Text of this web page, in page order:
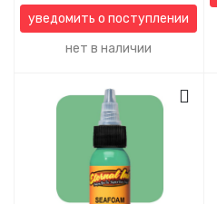
уведомить о поступлении
нет в наличии